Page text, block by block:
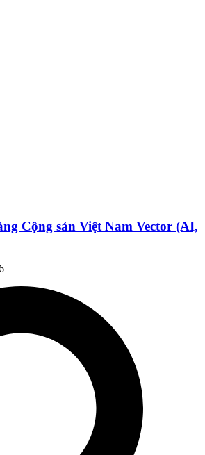
Cộng sản Việt Nam Vector (AI,